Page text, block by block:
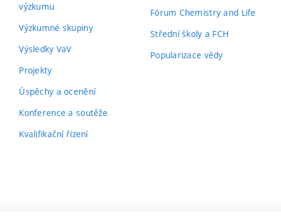
výzkumu
Výzkumné skupiny
Výsledky VaV
Projekty
Úspěchy a ocenění
Konference a soutěže
Kvalifikační řízení
Fórum Chemistry and Life
Střední školy a FCH
Popularizace vědy